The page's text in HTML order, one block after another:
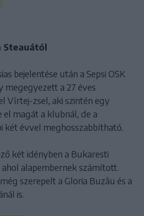
Steauától
bejelentése után a Sepsi OSK
megegyezett a 27 éves
Vîrtej-zsel, aki szintén egy
magát a klubnál, de a
két évvel meghosszabbítható.
két idényben a Bukaresti
alapembernek számított.
szerepelt a Gloria Buzău és a
is.